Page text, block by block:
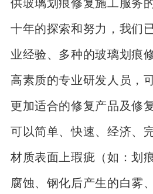
供玻璃划痕修复施工服务
十年的探索和努力，我们
业经验、多种的玻璃划痕
高素质的专业研发人员，
更加适合的修复产品及修
可以简单、快速、经济、
材质表面上瑕疵（如：划
腐蚀、钢化后产生的白雾